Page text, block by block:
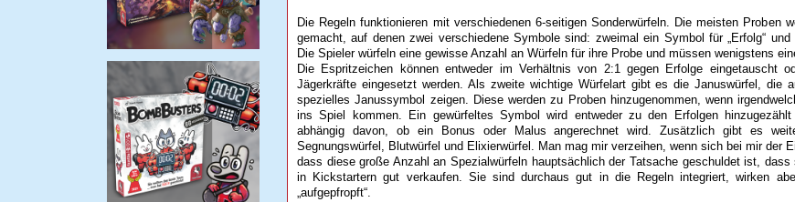
Die Regeln funktionieren mit verschiedenen 6-seitigen Sonderwürfeln. Die meisten Proben
gemacht, auf denen zwei verschiedene Symbole sind: zweimal ein Symbol für „Erfolg“ und
Die Spieler würfeln eine gewisse Anzahl an Würfeln für ihre Probe und müssen wenigstens
Die Espritzeichen können entweder im Verhältnis von 2:1 gegen Erfolge eingetauscht
Jägerkräfte eingesetzt werden. Als zweite wichtige Würfelart gibt es die Januswürfel, die
spezielles Janussymbol zeigen. Diese werden zu Proben hinzugenommen, wenn
ins Spiel kommen. Ein gewürfeltes Symbol wird entweder zu den Erfolgen hinzugezählt
abhängig davon, ob ein Bonus oder Malus angerechnet wird. Zusätzlich gibt es
Segnungswürfel, Blutwürfel und Elixierwürfel. Man mag mir verzeihen, wenn sich bei mir der
dass diese große Anzahl an Spezialwürfeln hauptsächlich der Tatsache geschuldet ist, dass
in Kickstartern gut verkaufen. Sie sind durchaus gut in die Regeln integriert, wirken
„aufgepfropft“.